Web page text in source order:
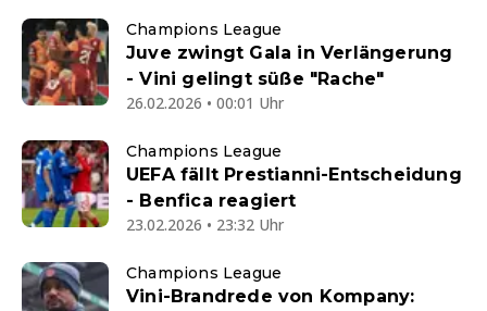
Champions League
Juve zwingt Gala in Verlängerung
- Vini gelingt süße "Rache"
26.02.2026 • 00:01 Uhr
Champions League
UEFA fällt Prestianni-Entscheidung
- Benfica reagiert
23.02.2026 • 23:32 Uhr
Champions League
Vini-Brandrede von Kompany: